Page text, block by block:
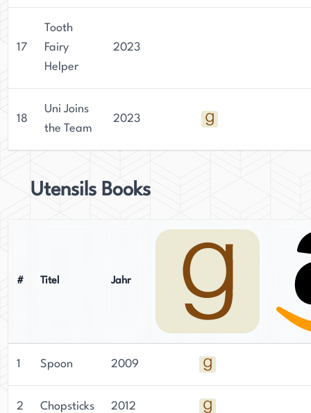
17
Tooth
Fairy
Helper
2023
18
Uni Joins
the Team
2023
Utensils Books
# Titel Jahr
1 Spoon 2009
2 Chopsticks 2012